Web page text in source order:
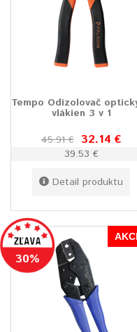
Tempo Odizolovač
vlákien 3 v 1
45.91 € 32.14 €
39.53 €
Detail produktu
30%